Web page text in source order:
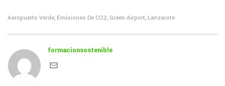
Aeropuerto Verde, Emisiones De CO2, Green Airport, Lanzarote
formacionsostenible